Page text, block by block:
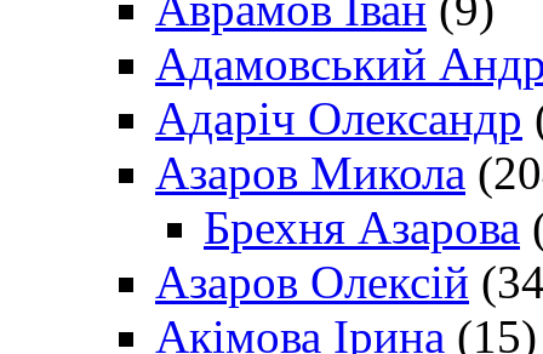
Адамовський
Адаріч Олександр
Азаров Микола
Брехня Азарова
Азаров Олексій
Акімова Ірина (15)